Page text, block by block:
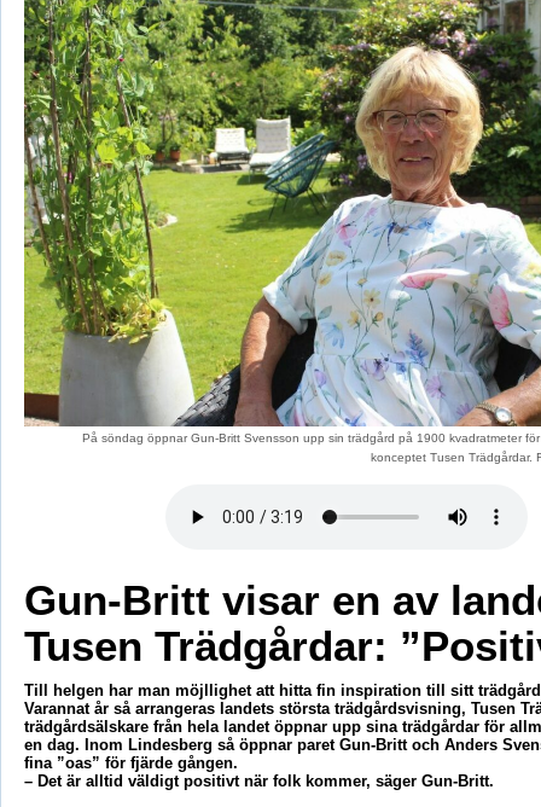
På söndag öppnar Gun-Britt Svensson upp sin trädgård på 1900 kvadratmeter
konceptet Tusen Trädgårdar.
Gun-Britt visar en av
Tusen Trädgårdar:
Till helgen har man möjllighet att hitta fin inspiration till sitt
Varannat år så arrangeras landets största trädgårdsvisning, Tusen
trädgårdsälskare från hela landet öppnar upp sina trädgårdar för
en dag. Inom Lindesberg så öppnar paret Gun-Britt och Anders
fina ”oas” för fjärde gången.
– Det är alltid väldigt positivt när folk kommer, säger Gun-Britt.